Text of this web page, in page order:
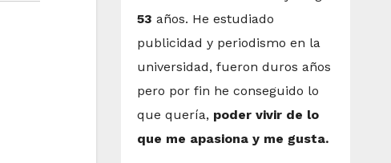
53 años. He estudiado
publicidad y periodismo en la
universidad, fueron duros años
pero por fin he conseguido lo
que quería, poder vivir de lo
que me apasiona y me gusta.